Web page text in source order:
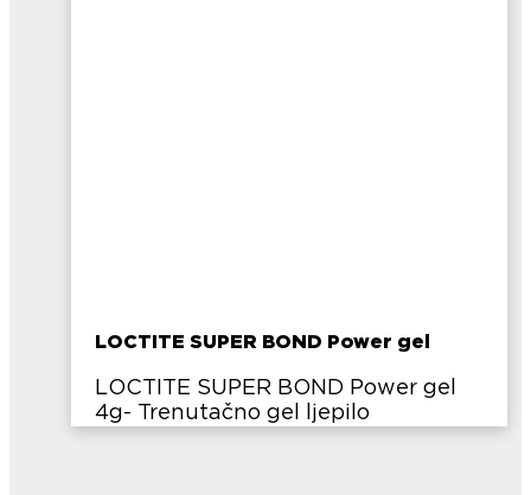
LOCTITE SUPER BOND Power gel
LOCTITE SUPER BOND Power gel
4g- Trenutačno gel ljepilo